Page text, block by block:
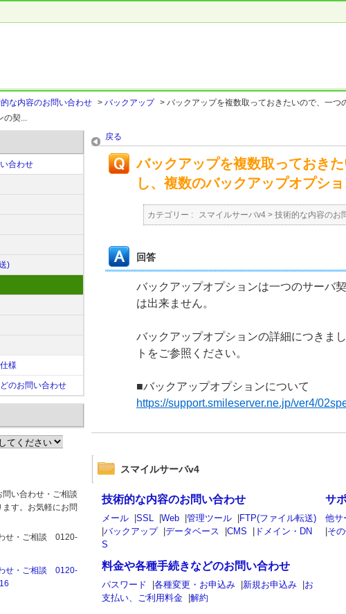
な内容のお問い合わせ > バックアップ > バックアップを複数取っておきたいので、一つ
の契...
合わせ
)
様
のお問い合わせ
い合わせ・ご相談
す。お気軽にお問
戻る
バックアップを複数取っておき
し、複数のバックアップオプショ
カテゴリー : スマイルサーバv4 > 技術的な内容のお
回答
バックアップオプションは一つのサーバ
は出来ません。
バックアップオプションの詳細につきま
トをご参照ください。
■バックアップオプションについて
https://support.smileserver.ne.jp/ver4/
スマイルサーバv4
技術的な内容のお問い合わせ
メール SSL Web 管理ツール
FTP(ファイル転送)
バックアップ データベース CMS
ドメイン・DN
S
サ
他サ
そ
料金や各種手続きなどのお問い合わせ
パスワード 各種変更・お申込み 新規お申込み
お
支払い、ご利用料金
解約